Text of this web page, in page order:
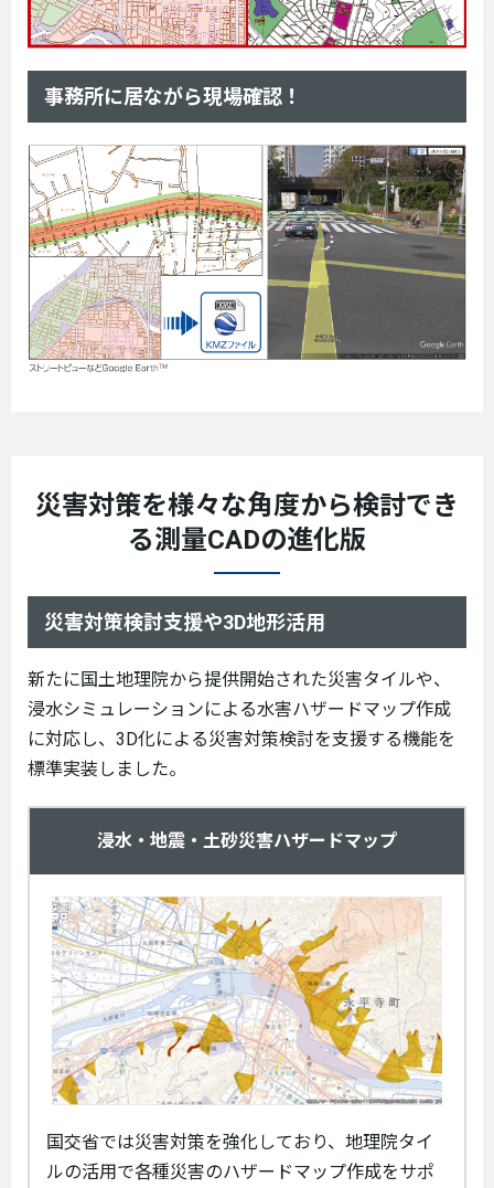
事務所に居ながら現場確認！
災害対策を様々な角度から検討でき
る測量CADの進化版
災害対策検討支援や3D地形活用
新たに国土地理院から提供開始された災害タイルや、
浸水シミュレーションによる水害ハザードマップ作成
に対応し、3D化による災害対策検討を支援する機能を
標準実装しました。
浸水・地震・土砂災害ハザードマップ
国交省では災害対策を強化しており、地理院タイ
ルの活用で各種災害のハザードマップ作成をサポ